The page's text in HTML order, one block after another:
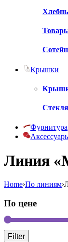
Крышки
Фурнитура
Линия
Home›По линиям›
По цене
Filter